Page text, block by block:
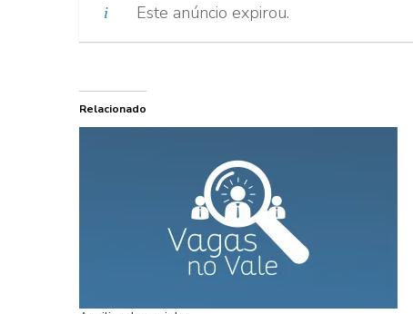
Este anúncio expirou.
Relacionado